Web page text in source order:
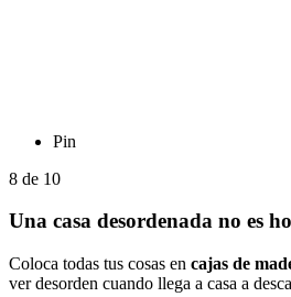
Pin
8 de 10
Una casa desordenada no es
Coloca todas tus cosas en cajas de
ver desorden cuando llega a casa a